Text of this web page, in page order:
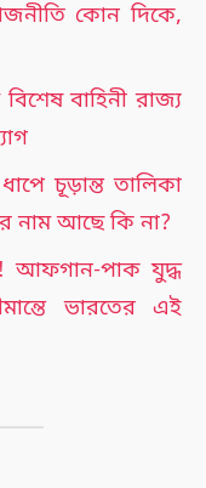
কোন দিকে,
বাহিনী রাজ্য
চূড়ান্ত তালিকা
নাম আছে কি না?
আফগান-পাক যুদ্ধ
ভারতের এই